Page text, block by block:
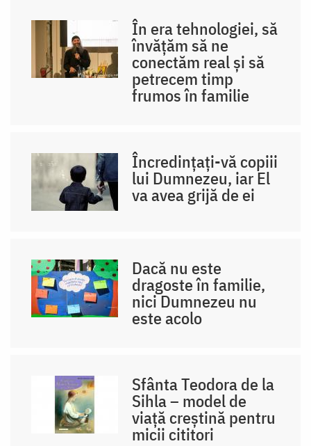
În era tehnologiei, să
învățăm să ne
conectăm real și să
petrecem timp
frumos în familie
Încredințați-vă copiii
lui Dumnezeu, iar El
va avea grijă de ei
Dacă nu este
dragoste în familie,
nici Dumnezeu nu
este acolo
Sfânta Teodora de la
Sihla – model de
viaţă creştină pentru
micii cititori